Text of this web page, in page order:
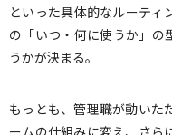
といった具体的なルーティ
の「いつ・何に使うか」の
うかが決まる。
もっとも、管理職が動いた